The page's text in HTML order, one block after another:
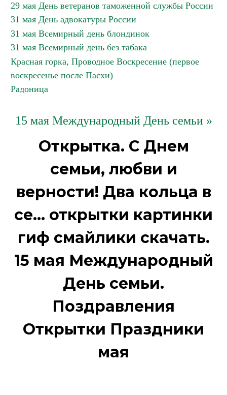
29 мая День ветеранов таможенной службы России
31 мая День адвокатуры России
31 мая Всемирный день блондинок
31 мая Всемирный день без табака
Красная горка, Проводное Воскресение (первое
воскресенье после Пасхи)
Радоница
15 мая Международный День семьи »
Открытка. С Днем
семьи, любви и
верности! Два кольца в
се... открытки картинки
гиф смайлики скачать.
15 мая Международный
День семьи.
Поздравления
Открытки Праздники
мая